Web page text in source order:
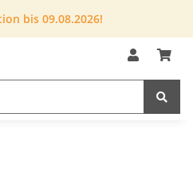
bis 09.08.2026!